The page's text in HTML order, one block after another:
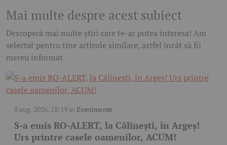
Mai multe despre acest subiect
Descoperă mai multe știri care te-ar putea interesa! Am
selectat pentru tine articole similare, astfel încât să fii
mereu informat.
8 aug. 2026, 18:19în Evenimente
S-a emis RO-ALERT, la Călinești, în Argeș!
Urs printre casele oamenilor, ACUM!